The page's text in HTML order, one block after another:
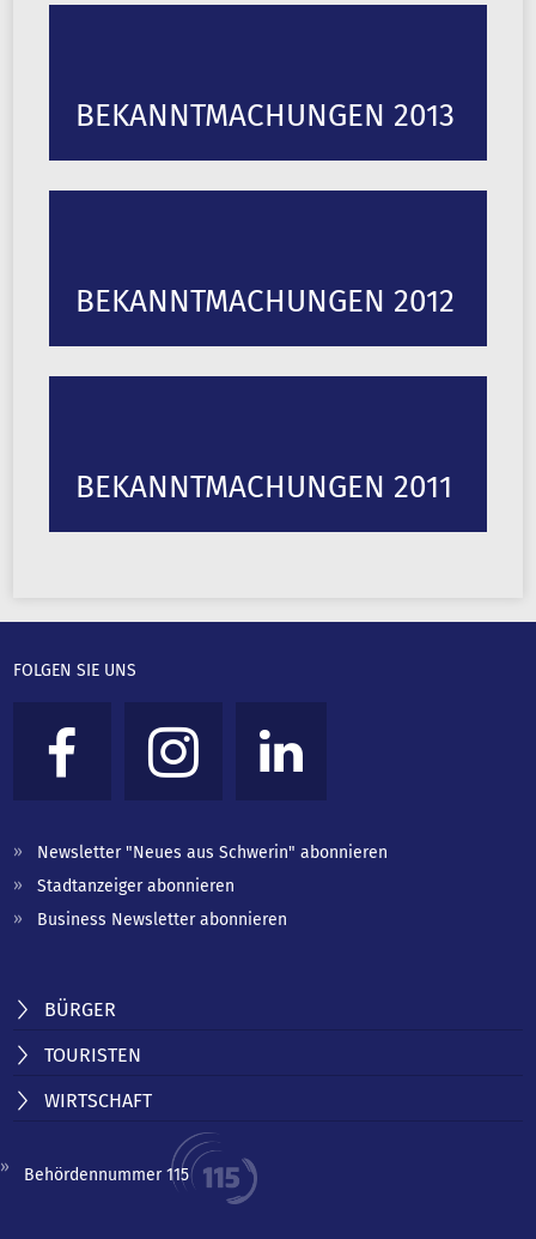
BEKANNTMACHUNGEN 2013
BEKANNTMACHUNGEN 2012
BEKANNTMACHUNGEN 2011
FOLGEN SIE UNS
Newsletter "Neues aus Schwerin" abonnieren
Stadtanzeiger abonnieren
Business Newsletter abonnieren
BÜRGER
TOURISTEN
WIRTSCHAFT
Behördennummer 115